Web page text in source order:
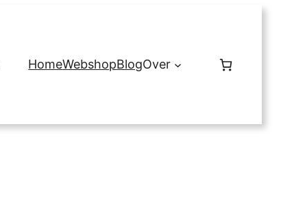
HomeWebshopBlogOver